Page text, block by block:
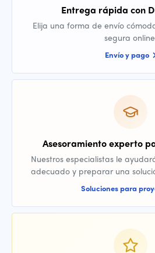
Entrega rápida con
Elija una forma de envío
segura
Envío y pago
Asesoramiento experto
Nuestros especialistas le
adecuado y preparar una
Soluciones para